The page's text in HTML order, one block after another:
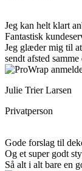
Jeg kan helt klart
Fantastisk
Jeg glæder mig til
sendt afsted samme
Julie Trier Larsen
Privatperson
Gode forslag til
Og et super godt
Så alt i alt bare en